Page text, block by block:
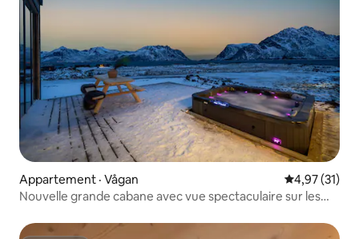
Appartement · Vågan Note
4,97 (31)
Nouvelle grande cabane avec vue spectaculaire sur les